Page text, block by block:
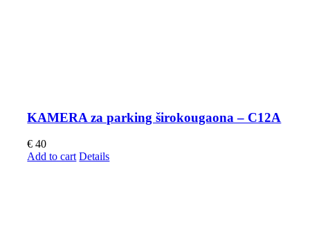
KAMERA za parking širokougaona – C12A
€ 40
Add to cart Details